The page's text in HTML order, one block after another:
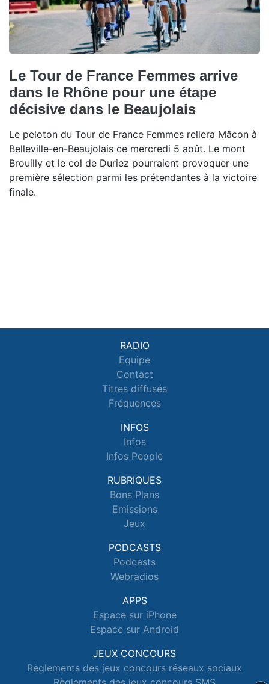
Le Tour de France Femmes arrive
dans le Rhône pour une étape
décisive dans le Beaujolais
Le peloton du Tour de France Femmes reliera Mâcon à
Belleville-en-Beaujolais ce mercredi 5 août. Le mont
Brouilly et le col de Duriez pourraient provoquer une
première sélection parmi les prétendantes à la victoire
finale.
RADIO
Equipe
Contact
Titres diffusés
Fréquences
INFOS
Infos
Infos People
RUBRIQUES
Bons Plans
Emissions
Jeux
PODCASTS
Podcasts
Webradios
APPS
Espace sur iPhone
Espace sur Android
JEUX CONCOURS
Règlements des jeux concours réseaux sociaux